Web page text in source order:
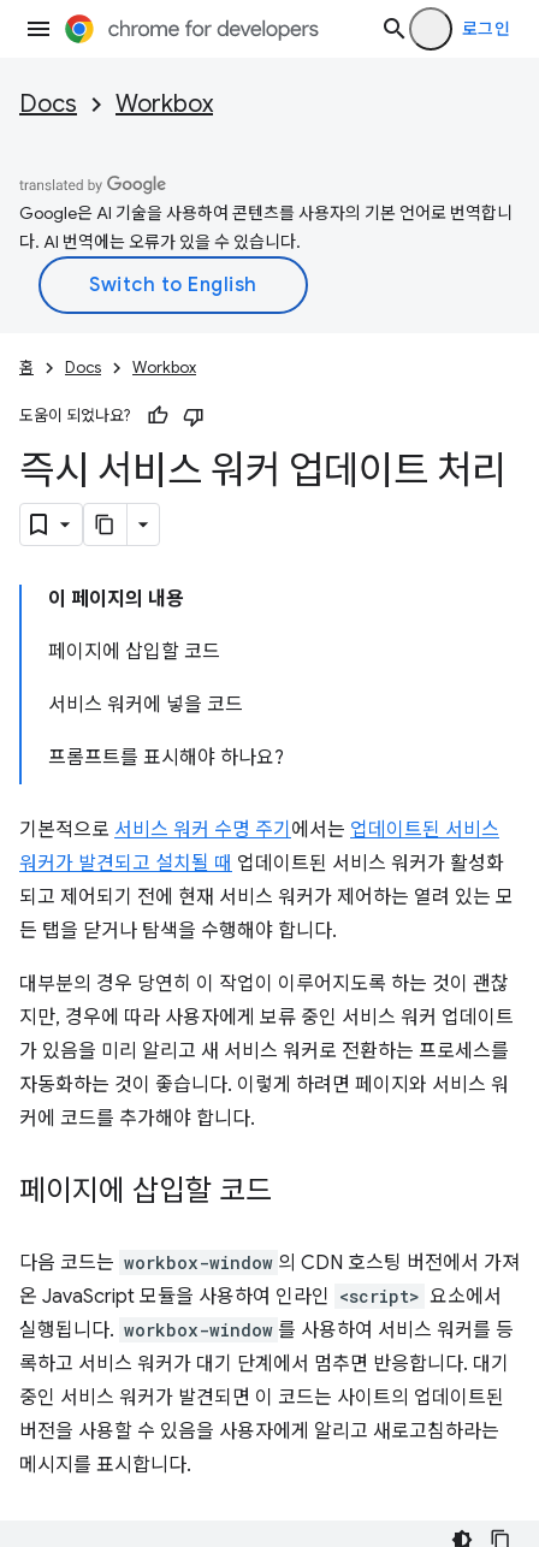
로그인
Docs Workbox
Google은 AI 기술을 사용하여 콘텐츠를 사용자의 기본 언어로 번역합니
다. AI 번역에는 오류가 있을 수 있습니다.
홈 Docs Workbox
도움이 되었나요?
즉시 서비스 워커 업데이트 처리
이 페이지의 내용
페이지에 삽입할 코드
서비스 워커에 넣을 코드
프롬프트를 표시해야 하나요?
기본적으로 서비스 워커 수명 주기 에서는 업데이트된 서비스
워커가 발견되고 설치될 때 업데이트된 서비스 워커가 활성화
되고 제어되기 전에 현재 서비스 워커가 제어하는 열려 있는 모
든 탭을 닫거나 탐색을 수행해야 합니다.
대부분의 경우 당연히 이 작업이 이루어지도록 하는 것이 괜찮
지만, 경우에 따라 사용자에게 보류 중인 서비스 워커 업데이트
가 있음을 미리 알리고 새 서비스 워커로 전환하는 프로세스를
자동화하는 것이 좋습니다. 이렇게 하려면 페이지와 서비스 워
커에 코드를 추가해야 합니다.
페이지에 삽입할 코드
다음 코드는 workbox-window 의 CDN 호스팅 버전에서 가져
온 JavaScript 모듈을 사용하여 인라인 <script> 요소에서
실행됩니다. workbox-window 를 사용하여 서비스 워커를 등
록하고 서비스 워커가 대기 단계에서 멈추면 반응합니다. 대기
중인 서비스 워커가 발견되면 이 코드는 사이트의 업데이트된
버전을 사용할 수 있음을 사용자에게 알리고 새로고침하라는
메시지를 표시합니다.